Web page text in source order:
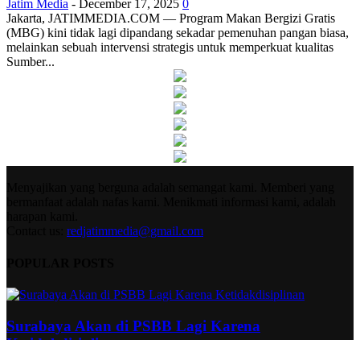
Jatim Media - December 17, 2025 0
Jakarta, JATIMMEDIA.COM — Program Makan Bergizi Gratis
(MBG) kini tidak lagi dipandang sekadar pemenuhan pangan biasa,
melainkan sebuah intervensi strategis untuk memperkuat kualitas
Sumber...
redjatimmedia@gmail.com
Surabaya Akan di PSBB Lagi Karena